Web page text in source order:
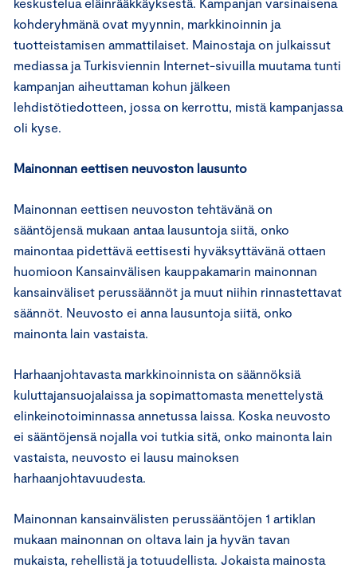
kohderyhmänä ovat myynnin, markkinoinnin ja
tuotteistamisen ammattilaiset. Mainostaja on julkaissut
mediassa ja Turkisviennin Internet-sivuilla muutama tunti
kampanjan aiheuttaman kohun jälkeen
lehdistötiedotteen, jossa on kerrottu, mistä kampanjassa
oli kyse.
Mainonnan eettisen neuvoston lausunto
Mainonnan eettisen neuvoston tehtävänä on
sääntöjensä mukaan antaa lausuntoja siitä, onko
mainontaa pidettävä eettisesti hyväksyttävänä ottaen
huomioon Kansainvälisen kauppakamarin mainonnan
kansainväliset perussäännöt ja muut niihin rinnastettavat
säännöt. Neuvosto ei anna lausuntoja siitä, onko
mainonta lain vastaista.
Harhaanjohtavasta markkinoinnista on säännöksiä
kuluttajansuojalaissa ja sopimattomasta menettelystä
elinkeinotoiminnassa annetussa laissa. Koska neuvosto
ei sääntöjensä nojalla voi tutkia sitä, onko mainonta lain
vastaista, neuvosto ei lausu mainoksen
harhaanjohtavuudesta.
Mainonnan kansainvälisten perussääntöjen 1 artiklan
mukaan mainonnan on oltava lain ja hyvän tavan
mukaista, rehellistä ja totuudellista. Jokaista mainosta